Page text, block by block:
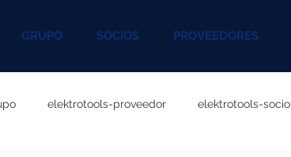
GRUPO SOCIOS PROVEEDORES
elektrotools-proveedor elektrotools-socio